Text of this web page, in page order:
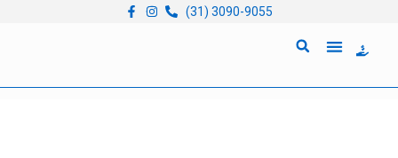
(31) 3090-9055